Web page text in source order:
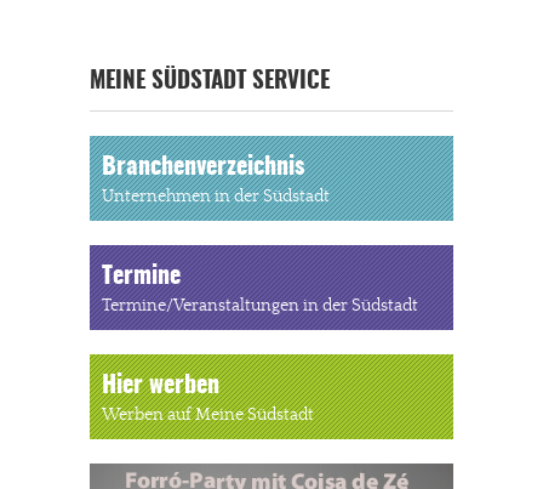
MEINE SÜDSTADT SERVICE
Branchenverzeichnis
Unternehmen in der Südstadt
Termine
Termine/Veranstaltungen in der Südstadt
Hier werben
Werben auf Meine Südstadt